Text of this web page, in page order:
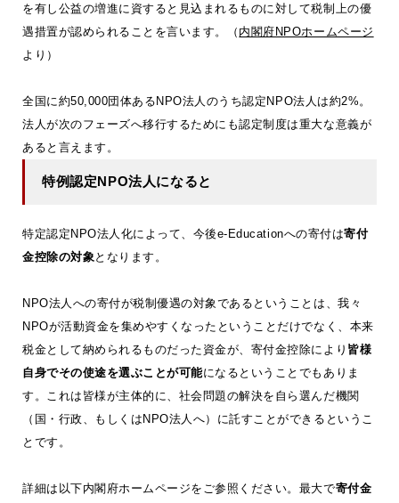
を有し公益の増進に資すると見込まれるものに対して税制上の優
遇措置が認められることを言います。（ 内閣府NPOホームページ
より）
全国に約50,000団体あるNPO法人のうち認定NPO法人は約2%。
法人が次のフェーズへ移行するためにも認定制度は重大な意義が
あると言えます。
特例認定NPO法人になると
特定認定NPO法人化によって、今後e-Educationへの寄付は寄付
金控除の対象 となります。
NPO法人への寄付が税制優遇の対象であるということは、我々
NPOが活動資金を集めやすくなったということだけでなく、本来
税金として納められるものだった資金が、寄付金控除により 皆様
自身でその使途を選ぶことが可能になるということでもありま
す。これは皆様が主体的に、社会問題の解決を自ら選んだ機関
（国・行政、もしくはNPO法人へ）に託すことができるというこ
とです。
詳細は以下内閣府ホームページをご参照ください。最大で寄付金